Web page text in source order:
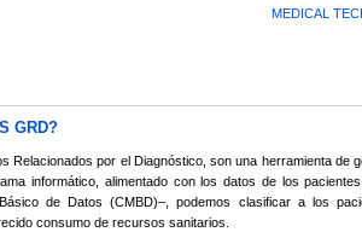
MEDICAL
GRD?
Relacionados por el Diagnóstico, son una herramienta de
informático, alimentado con los datos de los
de Datos (CMBD)–, podemos clasificar a los
consumo de recursos sanitarios.